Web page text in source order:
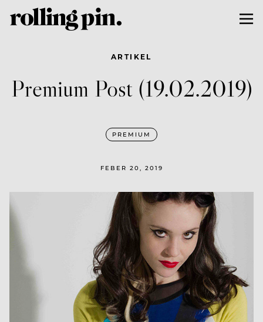
ARTIKEL
Premium Post (19.02.2019)
PREMIUM
FEBER 20, 2019